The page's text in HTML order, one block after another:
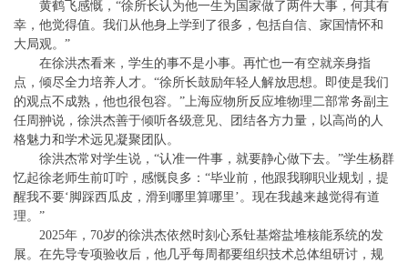
黄鹤飞感慨，“徐所长认为他一生为国家做了两件大事，何其有
幸，他觉得值。我们从他身上学到了很多，包括自信、家国情怀和
大局观。”
在徐洪杰看来，学生的事不是小事。再忙也一有空就亲身指
点，倾尽全力培养人才。“徐所长鼓励年轻人解放思想。即使是我们
的观点不成熟，他也很包容。”上海应物所反应堆物理二部常务副主
任周翀说，徐洪杰善于倾听各级意见、团结各方力量，以高尚的人
格魅力和学术远见凝聚团队。
徐洪杰常对学生说，“认准一件事，就要静心做下去。”学生杨群
忆起徐老师生前叮咛，感慨良多：“毕业前，他跟我聊职业规划，提
醒我不要‘脚踩西瓜皮，滑到哪里算哪里’。现在我越来越觉得有道
理。”
2025年，70岁的徐洪杰依然时刻心系钍基熔盐堆核能系统的发
展。在先导专项验收后，他几乎每周都要组织技术总体组研讨，规